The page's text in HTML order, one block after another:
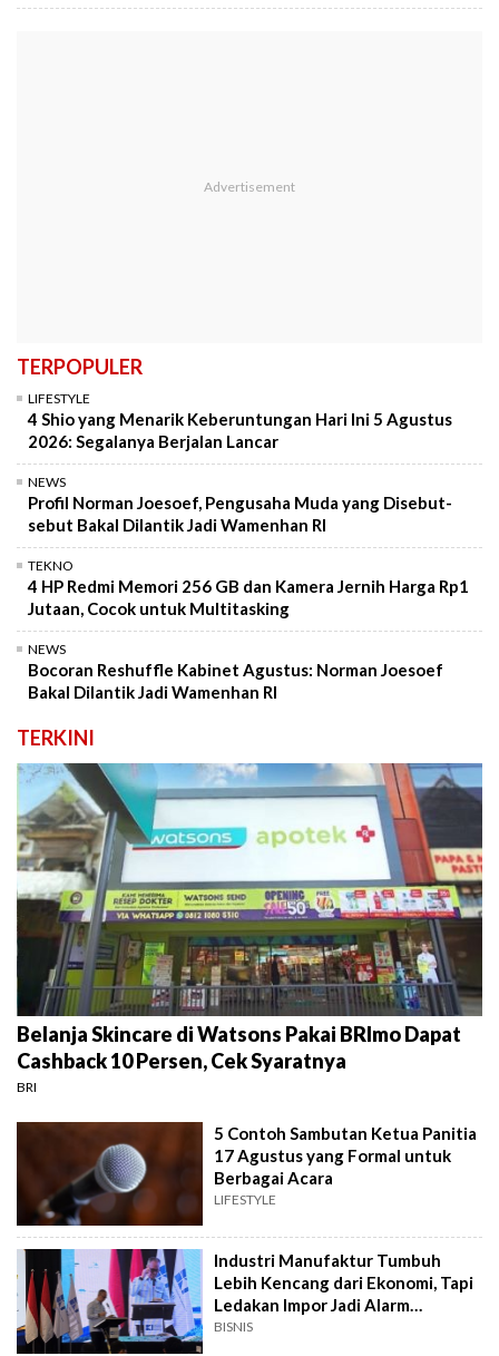
TERPOPULER
LIFESTYLE
4 Shio yang Menarik Keberuntungan Hari Ini 5 Agustus
2026: Segalanya Berjalan Lancar
NEWS
Profil Norman Joesoef, Pengusaha Muda yang Disebut-
sebut Bakal Dilantik Jadi Wamenhan RI
TEKNO
4 HP Redmi Memori 256 GB dan Kamera Jernih Harga Rp1
Jutaan, Cocok untuk Multitasking
NEWS
Bocoran Reshuffle Kabinet Agustus: Norman Joesoef
Bakal Dilantik Jadi Wamenhan RI
TERKINI
Belanja Skincare di Watsons Pakai BRImo Dapat
Cashback 10 Persen, Cek Syaratnya
BRI
5 Contoh Sambutan Ketua Panitia
17 Agustus yang Formal untuk
Berbagai Acara
LIFESTYLE
Industri Manufaktur Tumbuh
Lebih Kencang dari Ekonomi, Tapi
Ledakan Impor Jadi Alarm
Pemerintah
BISNIS